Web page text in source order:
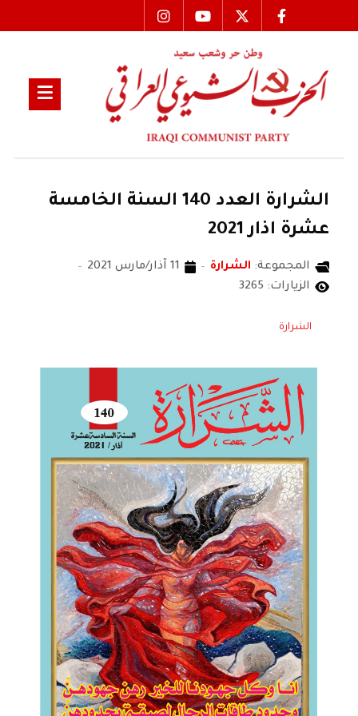
الشرارة العدد 140 السنة الخامسة
عشرة اذار 2021
المجموعة: الشرارة
11 آذار/مارس 2021
الزيارات: 3265
الشرارة